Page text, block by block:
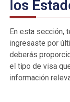
los
En esta sección,
ingresaste por
deberás
el tipo de visa
información